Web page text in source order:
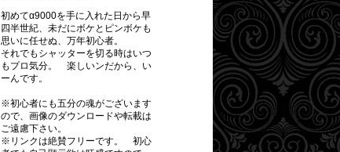
初めてα9000を手に入れた日から早
四半世紀、未だにボケとピンボケも
思いに任せぬ、万年初心者。
それでもシャッターを切る時はいつ
もプロ気分。 楽しいンだから、い
ーんです。
※初心者にも五分の魂がございます
ので、画像のダウンロードや転載は
ご遠慮下さい。
※ リンクは絶賛フリーです。 初心